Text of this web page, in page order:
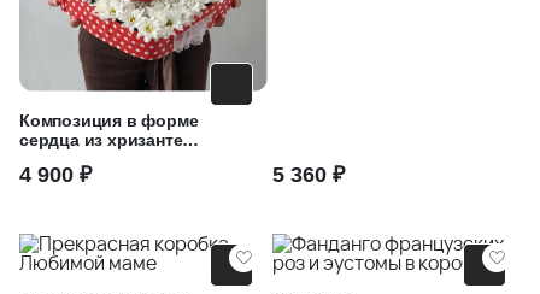
Композиция в форме
сердца из хризантем
4 900 ₽ 5 360 ₽